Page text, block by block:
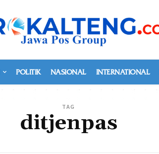
POLITIK NASIONAL INTERNATIONAL
TAG
ditjenpas